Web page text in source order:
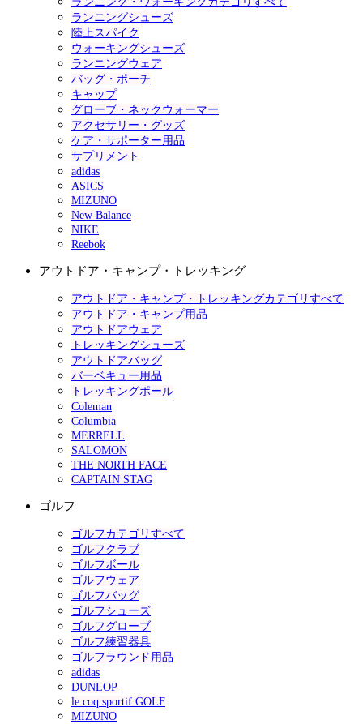
ランニングシューズ
陸上スパイク
ウォーキングシューズ
ランニングウェア
バッグ・ポーチ
キャップ
グローブ・ネックウォーマー
アクセサリー・グッズ
ケア・サポーター用品
サプリメント
adidas
ASICS
MIZUNO
New Balance
NIKE
Reebok
アウトドア・キャンプ・トレッキング
アウトドア・キャンプ・トレッキングカテゴリすべて
アウトドア・キャンプ用品
アウトドアウェア
トレッキングシューズ
アウトドアバッグ
バーベキュー用品
トレッキングポール
Coleman
Columbia
MERRELL
SALOMON
THE NORTH FACE
CAPTAIN STAG
ゴルフ
ゴルフカテゴリすべて
ゴルフクラブ
ゴルフボール
ゴルフウェア
ゴルフバッグ
ゴルフシューズ
ゴルフグローブ
ゴルフ練習器具
ゴルフラウンド用品
adidas
DUNLOP
le coq sportif GOLF
MIZUNO